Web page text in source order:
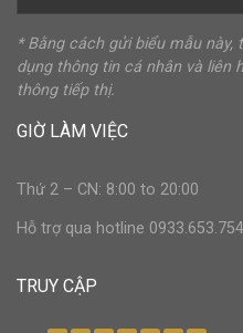
* Bằng cách gửi biểu mẫu
dụng thông tin cá nhân và liên
thông tiếp thị.
GIỜ LÀM VIỆC
Thứ 2 – CN: 8:00 to 20:00
Hỗ trợ qua hotline 0933.653.754
TRUY CẬP